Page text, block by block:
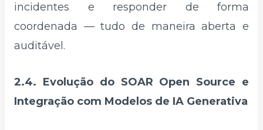
incidentes e responder de forma
coordenada — tudo de maneira aberta e
auditável.
2.4. Evolução do SOAR Open Source e
Integração com Modelos de IA Generativa